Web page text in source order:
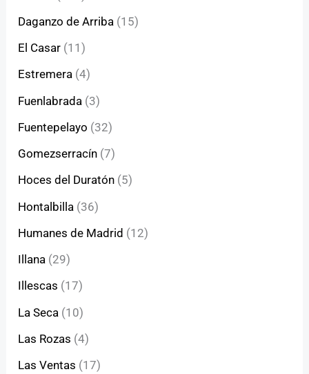
Daganzo de Arriba (15)
El Casar (11)
Estremera (4)
Fuenlabrada (3)
Fuentepelayo (32)
Gomezserracín (7)
Hoces del Duratón (5)
Hontalbilla (36)
Humanes de Madrid (12)
Illana (29)
Illescas (17)
La Seca (10)
Las Rozas (4)
Las Ventas (17)